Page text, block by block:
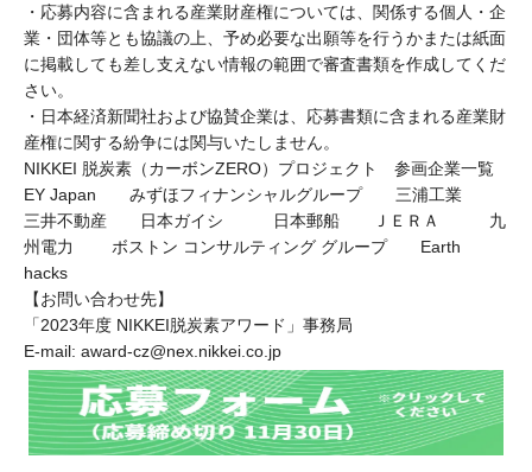
・応募内容に含まれる産業財産権については、関係する個人・企
業・団体等とも協議の上、予め必要な出願等を行うかまたは紙面
に掲載しても差し支えない情報の範囲で審査書類を作成してくだ
さい。
・日本経済新聞社および協賛企業は、応募書類に含まれる産業財
産権に関する紛争には関与いたしません。
NIKKEI 脱炭素（カーボンZERO）プロジェクト 参画企業一覧
EY Japan みずほフィナンシャルグループ 三浦工業
三井不動産 日本ガイシ 日本郵船 ＪＥＲＡ 九
州電力 ボストン コンサルティング グループ Earth
hacks
【お問い合わせ先】
「2023年度 NIKKEI脱炭素アワード」事務局
E-mail: award-cz@nex.nikkei.co.jp